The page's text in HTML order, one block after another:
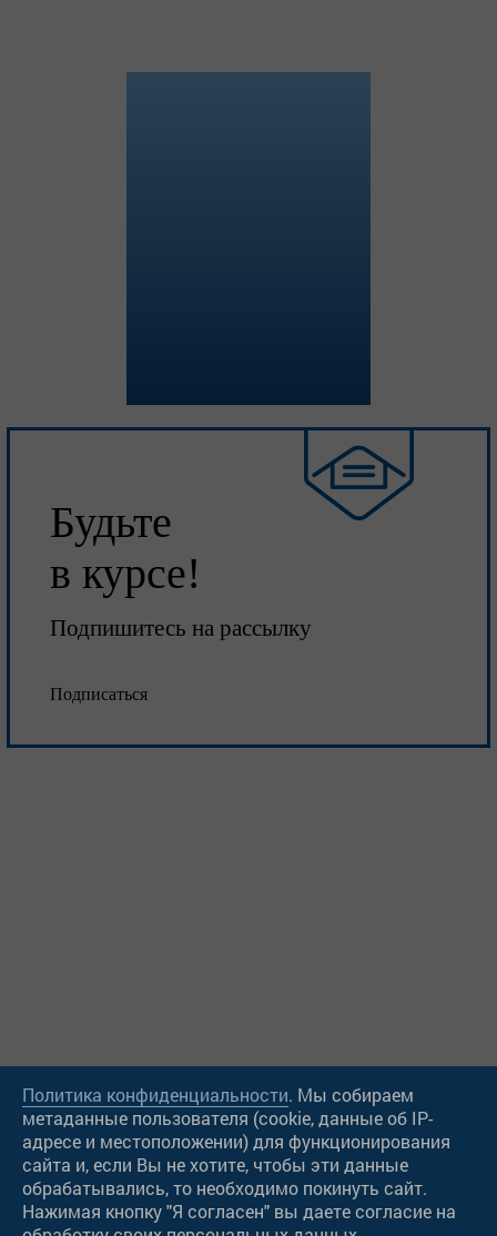
Чат в Viber
Чат в WatsApp
Будьте
в курсе!
Подпишитесь на рассылку
Подписаться
Политика конфиденциальности. Мы собираем
метаданные пользователя (cookie, данные об IP-
адресе и местоположении) для функционирования
сайта и, если Вы не хотите, чтобы эти данные
обрабатывались, то необходимо покинуть сайт.
Нажимая кнопку "Я согласен" вы даете согласие на